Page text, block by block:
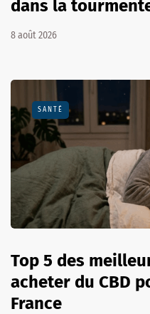
dans la
8 août 2026
SANTÉ
Top 5 des
acheter du CBD
France